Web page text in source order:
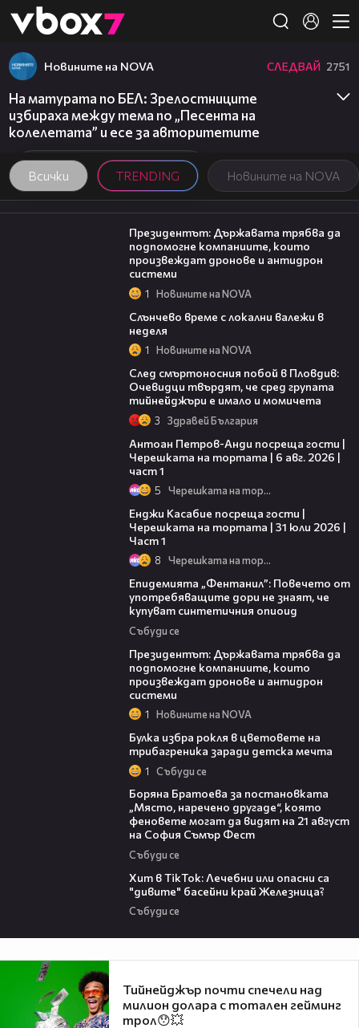
👾
Всички TRENDING Новините на NOVA
Новините на NOVA СЛЕДВАЙ 2751
На матурата по БЕЛ: Зрелостниците
избираха между тема по „Песента на
колелетата” и есе за авторитетите
07:12
Президентът: Държавата трябва да
подпомогне компаниите, които
произвеждат дронове и антидрон
системи
1 Новините на NOVA
Слънчево време с локални валежи в
неделя
1 Новините на NOVA
След смъртоносния побой в Пловдив:
Очевидци твърдят, че сред групата
тийнейджъри е имало и момичета
3 Здравей България
Антоан Петров-Анди посреща гости |
Черешката на тортата | 6 авг. 2026 |
част 1
5 Черешката на тортата
Енджи Касабие посреща гости |
Черешката на тортата | 31 юли 2026 |
Част 1
8 Черешката на тортата
Епидемията „Фентанил”: Повечето от
употребяващите дори не знаят, че
купуват синтетичния опиоид
Събуди се
Президентът: Държавата трябва да
подпомогне компаниите, които
произвеждат дронове и антидрон
системи
1 Новините на NOVA
Булка избра рокля в цветовете на
трибагреника заради детска мечта
1 Събуди се
Боряна Братоева за постановката
„Място, наречено другаде“, която
феновете могат да видят на 21 август
на София Съмър Фест
Събуди се
Хит в TikTok: Лечебни или опасни са
"дивите" басейни край Железница?
Събуди се
Тийнейджър почти спечели над
милион долара с тотален гейминг
трол😯💥